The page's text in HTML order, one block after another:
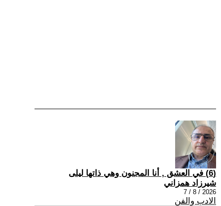
(6) في العشق , أنا المجنون وهي ذاتها ليلى
شيرزاد همزاني
2026 / 8 / 7
الادب والفن